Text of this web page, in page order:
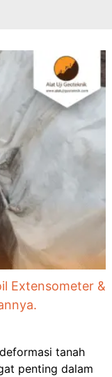
Extensometer &
tanah
penting dalam